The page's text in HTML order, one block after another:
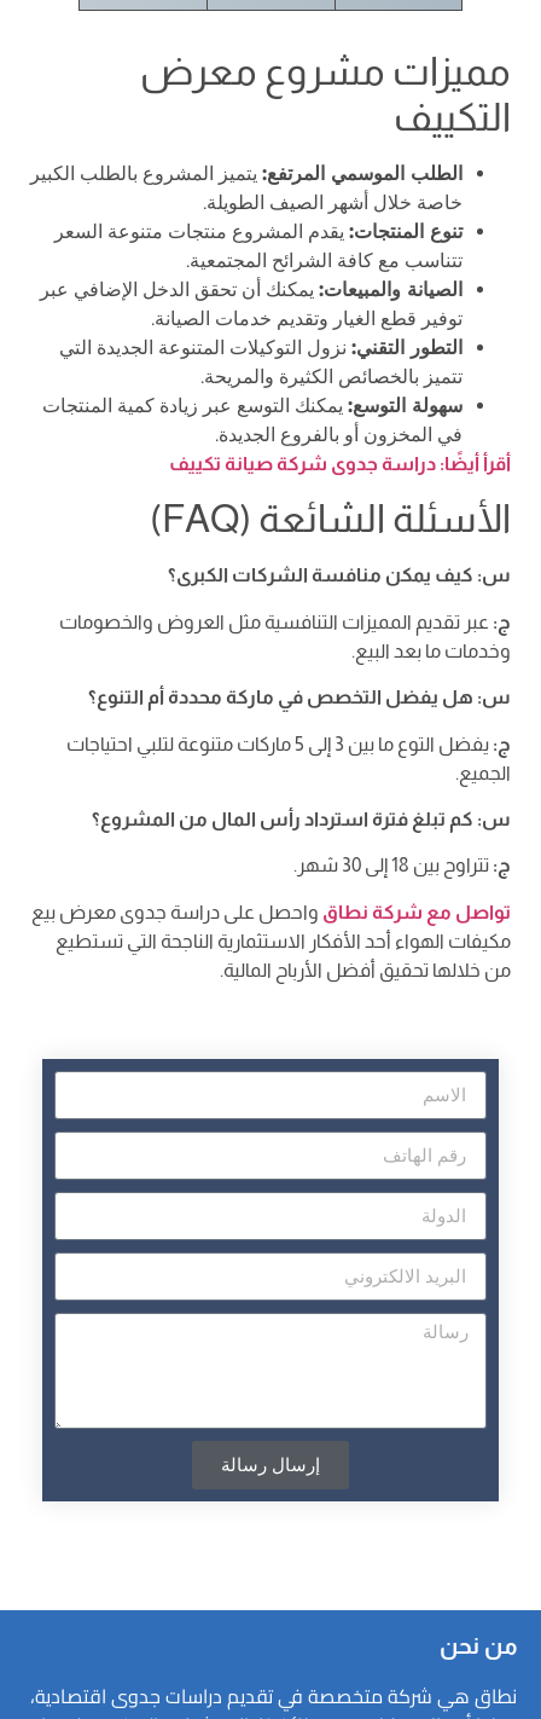
مميزات مشروع معرض
التكييف
الطلب الموسمي المرتفع: يتميز المشروع بالطلب الكبير
خاصة خلال أشهر الصيف الطويلة.
تنوع المنتجات: يقدم المشروع منتجات متنوعة السعر
تتناسب مع كافة الشرائح المجتمعية.
الصيانة والمبيعات: يمكنك أن تحقق الدخل الإضافي عبر
توفير قطع الغيار وتقديم خدمات الصيانة.
التطور التقني: نزول التوكيلات المتنوعة الجديدة التي
تتميز بالخصائص الكثيرة والمريحة.
سهولة التوسع: يمكنك التوسع عبر زيادة كمية المنتجات
في المخزون أو بالفروع الجديدة.
أقرأ أيضًا: دراسة جدوى شركة صيانة تكييف
الأسئلة الشائعة (FAQ)
س: كيف يمكن منافسة الشركات الكبرى؟
ج: عبر تقديم المميزات التنافسية مثل العروض والخصومات
وخدمات ما بعد البيع.
س: هل يفضل التخصص في ماركة محددة أم التنوع؟
ج:
يفضل التوع ما بين 3 إلى 5 ماركات متنوعة لتلبي احتياجات
الجميع.
س: كم تبلغ فترة استرداد رأس المال من المشروع؟
ج: تتراوح بين 18 إلى 30 شهر.
تواصل مع شركة نطاق واحصل على دراسة جدوى معرض بيع
مكيفات الهواء أحد الأفكار الاستثمارية الناجحة التي تستطيع
من خلالها تحقيق أفضل الأرباح المالية.
إرسال رسالة
من نحن
نطاق هي شركة متخصصة في تقديم دراسات جدوى اقتصادية،